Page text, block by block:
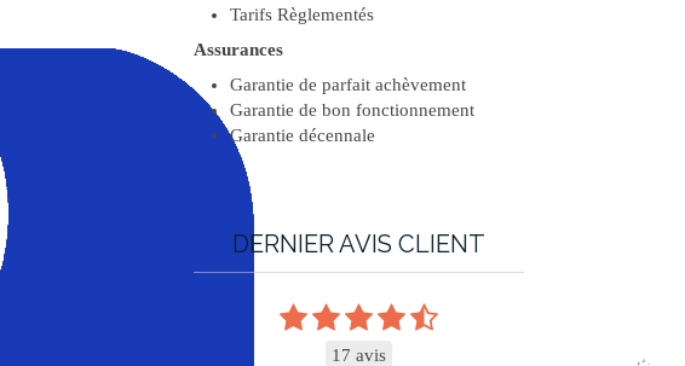
Tarifs Règlementés
Assurances
Garantie de parfait achèvement
Garantie de bon fonctionnement
Garantie décennale
DERNIER AVIS CLIENT
17 avis